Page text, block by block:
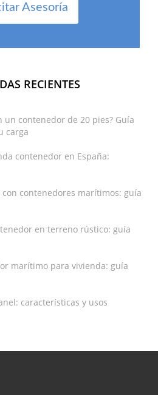
Asesoría
RECIENTES
un contenedor de 20 pies? Guía
carga
contenedor en España:
contenedores marítimos: guía
en terreno rústico: guía
marítimo para vivienda: guía
características y usos